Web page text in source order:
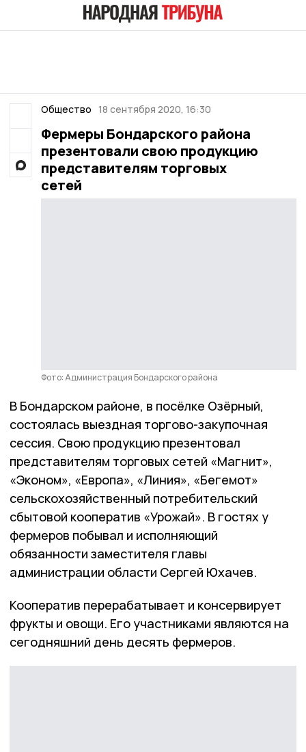
Общество 18 сентября 2020, 16:30
Фермеры Бондарского района
презентовали свою продукцию
представителям торговых
сетей
Фото: Администрация Бондарского района
В Бондарском районе, в посёлке Озёрный,
состоялась выездная торгово-закупочная
сессия. Свою продукцию презентовал
представителям торговых сетей «Магнит»,
«Эконом», «Европа», «Линия», «Бегемот»
сельскохозяйственный потребительский
сбытовой кооператив «Урожай». В гостях у
фермеров побывал и исполняющий
обязанности заместителя главы
администрации области Сергей Юхачев.
Кооператив перерабатывает и консервирует
фрукты и овощи. Его участниками являются на
сегодняшний день десять фермеров.